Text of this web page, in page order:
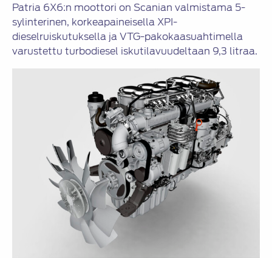
Patria 6X6:n moottori on Scanian valmistama 5-
sylinterinen, korkeapaineisella XPI-
dieselruiskutuksella ja VTG-pakokaasuahtimella
varustettu turbodiesel iskutilavuudeltaan 9,3 litraa.